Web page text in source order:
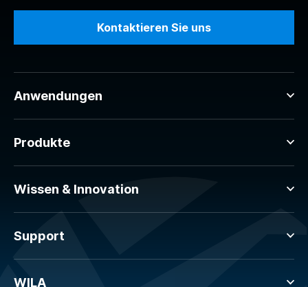
Kontaktieren Sie uns
Anwendungen
Produkte
Wissen & Innovation
Support
WILA